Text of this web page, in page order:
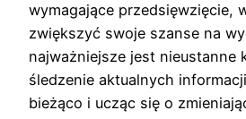
wymagające przedsięwzięcie,
zwiększyć swoje szanse na
najważniejsze jest nieustanne
śledzenie aktualnych
bieżąco i ucząc się o